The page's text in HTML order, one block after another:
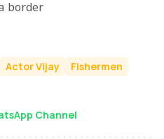
border
Actor Vijay
Fishermen
Channel